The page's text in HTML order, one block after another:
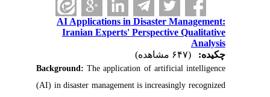
AI Applications in Disaster Management:
Iranian Experts' Perspective Qualitative
Analysis
چکیده:
Background:The application of artificial intelligence
(AI) in disaster management is increasingly recognized